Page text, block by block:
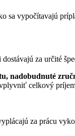
sa vypočítavajú
za určité
nadobudnuté
celkový
za prácu